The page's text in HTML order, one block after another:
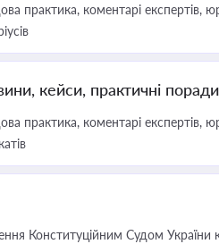
практика, коментарі експертів,
кейси, практичні поради
практика, коментарі експертів,
Конституційним Судом України